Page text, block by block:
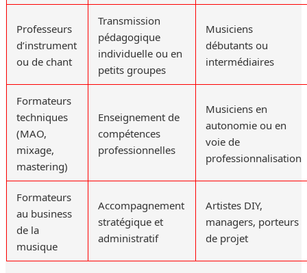
Professeurs
d’instrument
ou de chant
Transmission
pédagogique
individuelle ou en
petits groupes
Musiciens
débutants ou
intermédiaires
Formateurs
techniques
(MAO,
mixage,
mastering)
Enseignement de
compétences
professionnelles
Musiciens en
autonomie ou en
voie de
professionnalisation
Formateurs
au business
de la
musique
Accompagnement
stratégique et
administratif
Artistes DIY,
managers, porteurs
de projet